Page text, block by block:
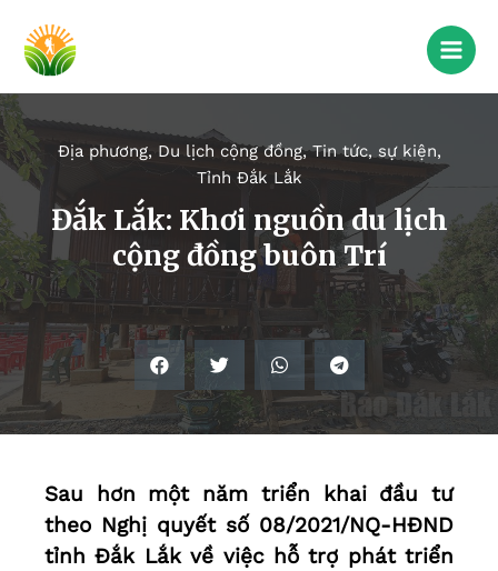
Địa phương, Du lịch cộng đồng,Tin tức, sự kiện,
Tỉnh Đắk Lắk
Đắk Lắk: Khơi nguồn du lịch
cộng đồng buôn Trí
Sau hơn một năm triển khai đầu tư
theo Nghị quyết số 08/2021/NQ-HĐND
tỉnh Đắk Lắk về việc hỗ trợ phát triển